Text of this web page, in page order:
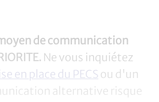
de communication
Ne vous inquiétez
en place du PECS ou d'un
alternative risque